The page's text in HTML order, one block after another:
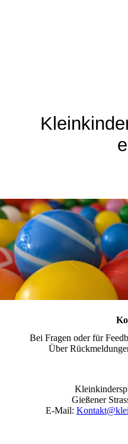
Bei Fragen oder für
Über
Gießener
E-Mail: